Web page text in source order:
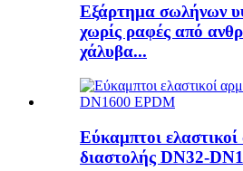
Εξάρτημα σωλήνων
χωρίς ραφές από
χάλυβα...
Εύκαμπτοι ελαστικοί
διαστολής DN32-